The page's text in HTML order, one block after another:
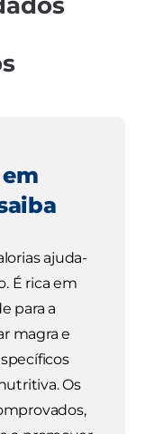
ajuda-
É rica em
para a
magra e
Os